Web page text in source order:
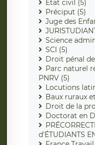
État civil (5)
Préciput (5)
Juge des
Science
SCI (5)
Droit pénal
Parc naturel
PNRV (5)
Locutions
Baux ruraux
Droit de la
Doctorat en
d'ÉTUDIANTS